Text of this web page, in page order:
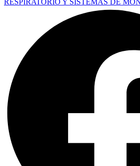
RESPIRATORIO Y SISTEMAS DE